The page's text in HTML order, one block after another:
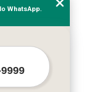
WhatsApp.